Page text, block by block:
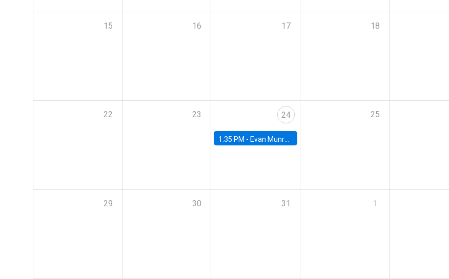
15 16 17 18
22 23 24
1:35 PM - Evan Munro, Neyman Visiting Assistant Professor in the Department of Statistics at UC Berkeley
25
29 30 31 1